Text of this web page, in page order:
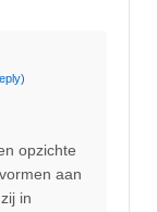
opzichte
aan
in